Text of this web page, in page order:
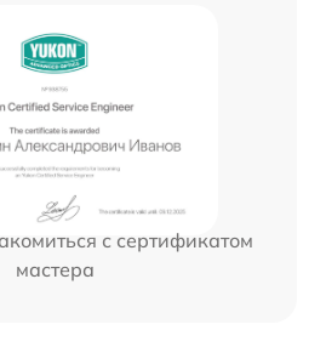
с сертификатом
мастера